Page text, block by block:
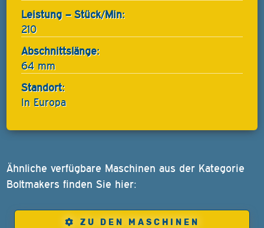
Leistung – Stück/Min:
210
Abschnittslänge:
64 mm
Standort:
In Europa
Ähnliche verfügbare Maschinen aus der Kategorie
Boltmakers finden Sie hier:
ZU DEN MASCHINEN